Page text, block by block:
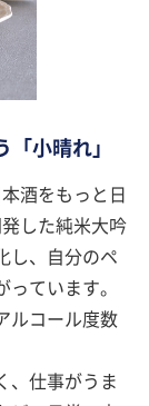
「小晴れ」
酒をもっと日
した純米大吟
し、自分のペ
ています。
ルコール度数
、仕事がうま